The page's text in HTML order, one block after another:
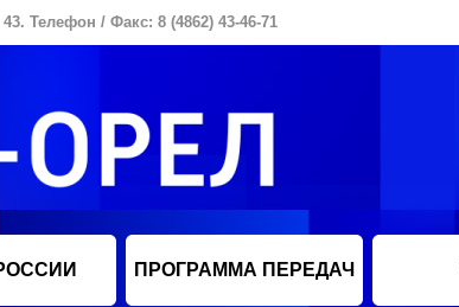
Телефон / Факс: 8 (4862) 43-46-71
ПРОГРАММА ПЕРЕДАЧ